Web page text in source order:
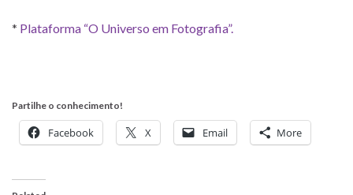
* Plataforma “O Universo em Fotografia”.
Partilhe o conhecimento!
Facebook X Email More